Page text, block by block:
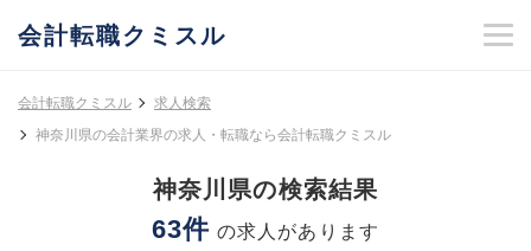
会計転職クミスル
会計転職クミスル
求人検索
神奈川県の会計業界の求人・転職なら会計転職クミスル
神奈川県の検索結果
63件 の求人があります